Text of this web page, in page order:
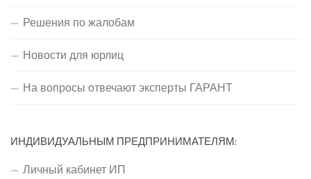
Решения по жалобам
Новости для юрлиц
На вопросы отвечают эксперты ГАРАНТ
ИНДИВИДУАЛЬНЫМ ПРЕДПРИНИМАТЕЛЯМ:
Личный кабинет ИП